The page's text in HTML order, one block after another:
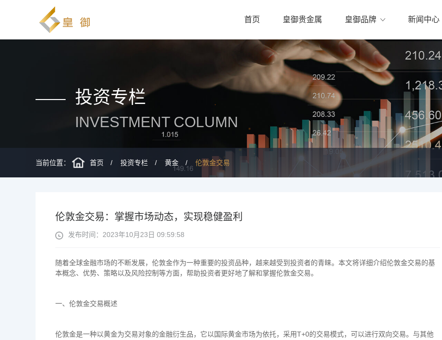
首页 皇御贵金属 皇御品牌 新闻中心
投资专栏
INVESTMENT COLUMN
当前位置： 首页 投资专栏 黄金 伦敦金交易
伦敦金交易：掌握市场动态，实现稳健盈利
发布时间：2023年10月23日 09:59:58
随着全球金融市场的不断发展，伦敦金作为一种重要的投资品种，越来越受到投资者的青睐。本文将详细介绍伦敦金交易的基
本概念、优势、策略以及风险控制等方面，帮助投资者更好地了解和掌握伦敦金交易。
一、伦敦金交易概述
伦敦金是一种以黄金为交易对象的金融衍生品，它以国际黄金市场为依托，采用T+0的交易模式，可以进行双向交易。与其他